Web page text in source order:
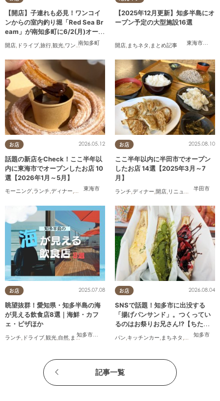
南知多町
【開店】子連れも必見！ワンコイ
ンからの室内釣り堀「Red Sea Br
eam」が南知多町に6/2(月)オープ
ン
開店, ドライブ,旅行,観光,ワンコイン 東海市大府
【2025年12月更新】知多半島にオ
ープン予定の大型施設16選
開店, まちネタ , まとめ記事
お店
東海市
2026.05.12
話題の新店をCheck！ここ半年以
内に東海市でオープンしたお店 10
選【2026年1月～5月】
モーニング,ランチ,ディナー,パン,カフェ スイーツ,テイクアウト,キッチンカー ,開店,まと
お店
半田市
2025.08.10
ここ半年以内に半田市でオープン
したお店 14選【2025年3月～7
月】
ランチ,ディナー,開店, リニューアル ,まとめ
お店
知多市
,常滑市 美浜町 ,南知多町
2025.07.08
眺望抜群！愛知県・知多半島の海
が見える飲食店8選｜海鮮・カフ
ェ・ピザほか
ランチ ドライブ 観光 自然 まちネタ 季節ネタ ,まとめ記事
お店
知多市
2026.08.04
SNSで話題！知多市に出没する
「揚げパンサンド」。つくってい
るのはお祭りお兄さん!?【ちたま
パン キッチンカー まちネタ ちたまる調査
記事一覧